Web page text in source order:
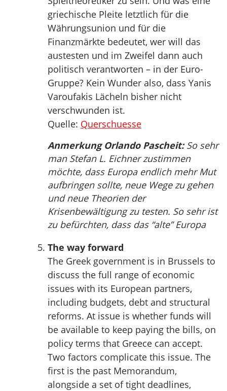
griechische Pleite letztlich für die
Währungsunion und für die
Finanzmärkte bedeutet, wer will das
austesten und im Zweifel dann auch
politisch verantworten – in der Euro-
Gruppe? Kein Wunder also, dass Yanis
Varoufakis Lächeln bisher nicht
verschwunden ist.
Quelle: Querschuesse
Anmerkung Orlando Pascheit:So sehr
man Stefan L. Eichner zustimmen
möchte, dass Europa endlich mehr Mut
aufbringen sollte, neue Wege zu gehen
und neue Theorien der
Krisenbewältigung zu testen. So sehr ist
zu befürchten, dass das “alte” Europa
The way forward
The Greek government is in Brussels to
discuss the full range of economic
issues with its European partners,
including budgets, debt and structural
reforms. At issue is whether funds will
be available to keep paying the bills, on
policy terms that Greece can accept.
Two factors complicate this issue. The
first is the past Memorandum,
alongside a set of tight deadlines,